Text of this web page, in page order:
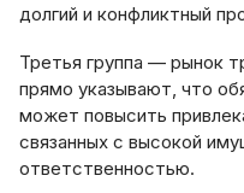
долгий и конфликтный
Третья группа — рынок
прямо указывают, что
может повысить
связанных с высокой
ответственностью.